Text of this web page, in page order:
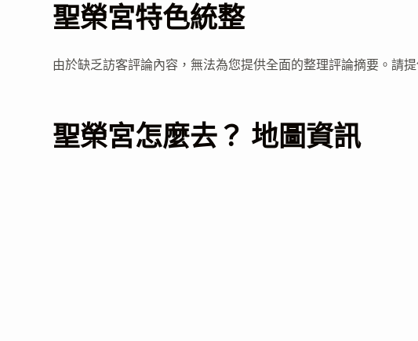
聖榮宮特色統整
由於缺乏訪客評論內容，無法為您提供全面的整理評論摘要。請
聖榮宮怎麼去？ 地圖資訊